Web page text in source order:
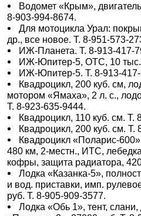
Водомет «Крым»,
8-903-994-8674.
Для мотоцикла Урал:
др., все новое. Т. 8-951-573-
ИЖ-Планета. Т. 8-913-417-
ИЖ-Юпитер-5, ОТС, 10 тыс.
ИЖ-Юпитер-5. Т. 8-913-
Квадроцикл, 200 куб. см,
мотором «Ямаха», 2 л. с.,
Т. 8-923-635-9444.
Квадроцикл, 110 куб. см. Т.
Квадроцикл, 200 куб. см. Т.
Квадроцикл «Поларис-
480 км, 2-местн., ИТС,
кофры, защита радиатора,
Лодка «Казанка-5»,
и вод. приставки, имп.
руб. Т. 8-905-909-3577.
Лодка «Обь 1», тент,